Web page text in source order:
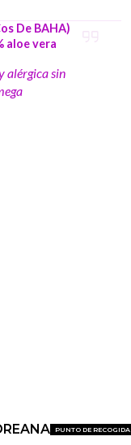
muy suavecita. Si
que hace la
embargo
sin miedo, es
igual que
De BAHA)
aloe vera
alérgica sin
PUNTO DE RECOGIDA